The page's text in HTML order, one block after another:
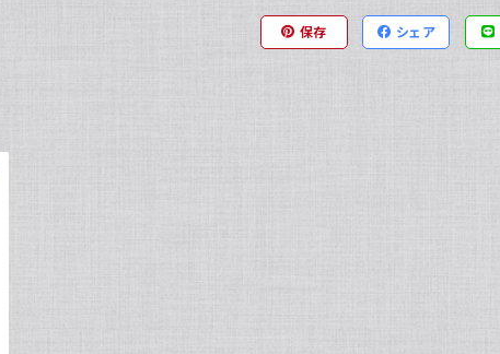
保存 シェア